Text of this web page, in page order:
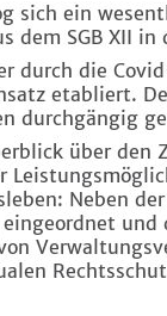
sich ein
SGB XII in
durch die
etabliert.
durchgängig
über den
Neben